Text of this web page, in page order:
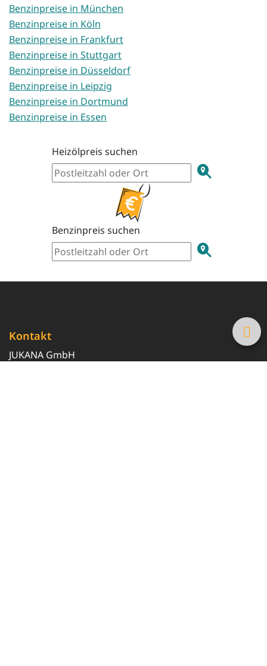
Benzinpreise in München
Benzinpreise in Köln
Benzinpreise in Frankfurt
Benzinpreise in Stuttgart
Benzinpreise in Düsseldorf
Benzinpreise in Leipzig
Benzinpreise in Dortmund
Benzinpreise in Essen
Heizölpreis suchen
Benzinpreis suchen
Kontakt
JUKANA GmbH